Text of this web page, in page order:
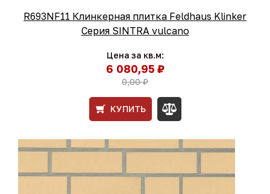
R693NF11 Клинкерная плитка Feldhaus Klinker
Серия SINTRA vulcano
Цена за кв.м:
6 080,95 ₽
0,00 ₽
КУПИТЬ